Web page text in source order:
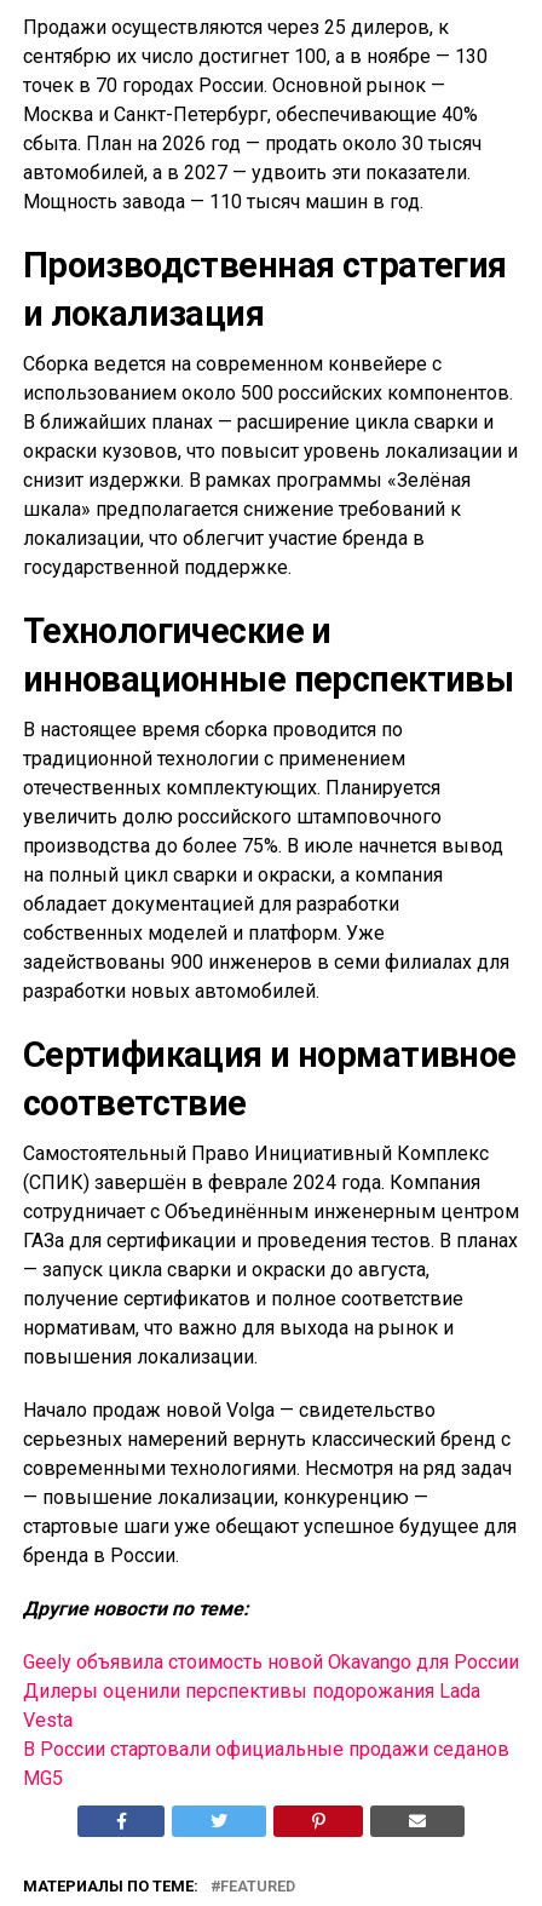
Продажи осуществляются через 25 дилеров, к
сентябрю их число достигнет 100, а в ноябре — 130
точек в 70 городах России. Основной рынок —
Москва и Санкт-Петербург, обеспечивающие 40%
сбыта. План на 2026 год — продать около 30 тысяч
автомобилей, а в 2027 — удвоить эти показатели.
Мощность завода — 110 тысяч машин в год.
Производственная стратегия
и локализация
Сборка ведется на современном конвейере с
использованием около 500 российских компонентов.
В ближайших планах — расширение цикла сварки и
окраски кузовов, что повысит уровень локализации и
снизит издержки. В рамках программы «Зелёная
шкала» предполагается снижение требований к
локализации, что облегчит участие бренда в
государственной поддержке.
Технологические и
инновационные перспективы
В настоящее время сборка проводится по
традиционной технологии с применением
отечественных комплектующих. Планируется
увеличить долю российского штамповочного
производства до более 75%. В июле начнется вывод
на полный цикл сварки и окраски, а компания
обладает документацией для разработки
собственных моделей и платформ. Уже
задействованы 900 инженеров в семи филиалах для
разработки новых автомобилей.
Сертификация и нормативное
соответствие
Самостоятельный Право Инициативный Комплекс
(СПИК) завершён в феврале 2024 года. Компания
сотрудничает с Объединённым инженерным центром
ГАЗа для сертификации и проведения тестов. В планах
— запуск цикла сварки и окраски до августа,
получение сертификатов и полное соответствие
нормативам, что важно для выхода на рынок и
повышения локализации.
Начало продаж новой Volga — свидетельство
серьезных намерений вернуть классический бренд с
современными технологиями. Несмотря на ряд задач
— повышение локализации, конкуренцию —
стартовые шаги уже обещают успешное будущее для
бренда в России.
Другие новости по теме:
Geely объявила стоимость новой Okavango для России
Дилеры оценили перспективы подорожания Lada
Vesta
В России cтартовали официальные продажи седанов
MG5
МАТЕРИАЛЫ ПО ТЕМЕ: FEATURED